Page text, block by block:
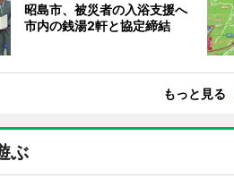
昭島市、被災者の入浴支援へ
市内の銭湯2軒と協定締結
もっと見る
ぶ